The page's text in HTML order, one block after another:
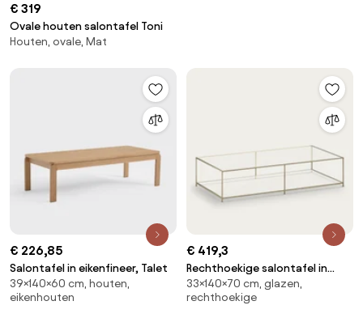
€ 319
Ovale houten salontafel Toni
Houten, ovale, Mat
€ 226,85
Salontafel in eikenfineer, Talet
39×140×60 cm, houten,
eikenhouten
€ 419,3
Rechthoekige salontafel in
gehard glas Sybil
33×140×70 cm, glazen,
rechthoekige